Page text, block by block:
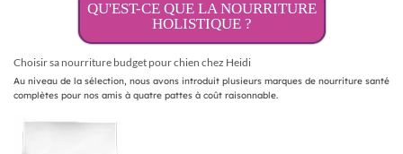
QU'EST-CE QUE LA NOURRITURE
HOLISTIQUE ?
Choisir sa nourriture budget pour chien chez Heidi
Au niveau de la sélection, nous avons introduit plusieurs marques de nourriture santé
complètes pour nos amis à quatre pattes à coût raisonnable.